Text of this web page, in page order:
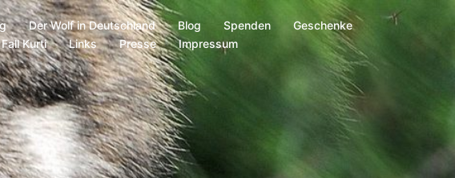
Der Wolf in Deutschland Blog Spenden
Geschenke
Fall Kurti Links Presse
Impressum